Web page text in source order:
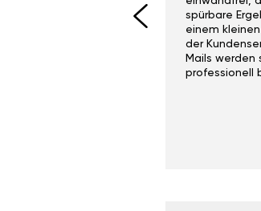
spürbare
einem
der
Mails werden
professionell